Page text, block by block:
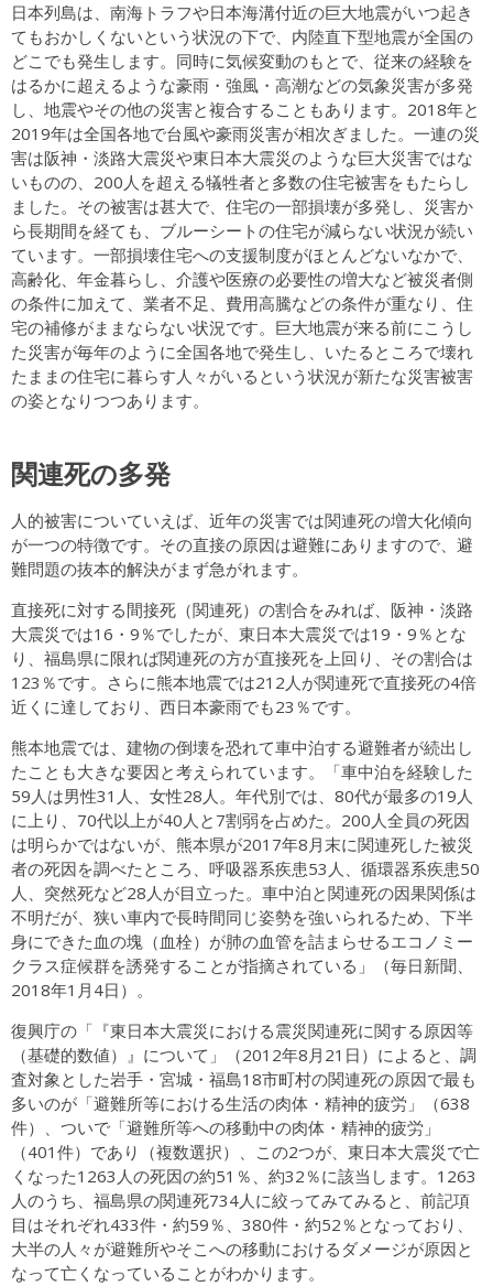
日本列島は、南海トラフや日本海溝付近の巨大地震がいつ起き
てもおかしくないという状況の下で、内陸直下型地震が全国の
どこでも発生します。同時に気候変動のもとで、従来の経験を
はるかに超えるような豪雨・強風・高潮などの気象災害が多発
し、地震やその他の災害と複合することもあります。2018年と
2019年は全国各地で台風や豪雨災害が相次ぎました。一連の災
害は阪神・淡路大震災や東日本大震災のような巨大災害ではな
いものの、200人を超える犠牲者と多数の住宅被害をもたらし
ました。その被害は甚大で、住宅の一部損壊が多発し、災害か
ら長期間を経ても、ブルーシートの住宅が減らない状況が続い
ています。一部損壊住宅への支援制度がほとんどないなかで、
高齢化、年金暮らし、介護や医療の必要性の増大など被災者側
の条件に加えて、業者不足、費用高騰などの条件が重なり、住
宅の補修がままならない状況です。巨大地震が来る前にこうし
た災害が毎年のように全国各地で発生し、いたるところで壊れ
たままの住宅に暮らす人々がいるという状況が新たな災害被害
の姿となりつつあります。
関連死の多発
人的被害についていえば、近年の災害では関連死の増大化傾向
が一つの特徴です。その直接の原因は避難にありますので、避
難問題の抜本的解決がまず急がれます。
直接死に対する間接死（関連死）の割合をみれば、阪神・淡路
大震災では16・9％でしたが、東日本大震災では19・9％とな
り、福島県に限れば関連死の方が直接死を上回り、その割合は
123％です。さらに熊本地震では212人が関連死で直接死の4倍
近くに達しており、西日本豪雨でも23％です。
熊本地震では、建物の倒壊を恐れて車中泊する避難者が続出し
たことも大きな要因と考えられています。「車中泊を経験した
59人は男性31人、女性28人。年代別では、80代が最多の19人
に上り、70代以上が40人と7割弱を占めた。200人全員の死因
は明らかではないが、熊本県が2017年8月末に関連死した被災
者の死因を調べたところ、呼吸器系疾患53人、循環器系疾患50
人、突然死など28人が目立った。車中泊と関連死の因果関係は
不明だが、狭い車内で長時間同じ姿勢を強いられるため、下半
身にできた血の塊（血栓）が肺の血管を詰まらせるエコノミー
クラス症候群を誘発することが指摘されている」（毎日新聞、
2018年1月4日）。
復興庁の「『東日本大震災における震災関連死に関する原因等
（基礎的数値）』について」（2012年8月21日）によると、調
査対象とした岩手・宮城・福島18市町村の関連死の原因で最も
多いのが「避難所等における生活の肉体・精神的疲労」（638
件）、ついで「避難所等への移動中の肉体・精神的疲労」
（401件）であり（複数選択）、この2つが、東日本大震災で亡
くなった1263人の死因の約51％、約32％に該当します。1263
人のうち、福島県の関連死734人に絞ってみてみると、前記項
目はそれぞれ433件・約59％、380件・約52％となっており、
大半の人々が避難所やそこへの移動におけるダメージが原因と
なって亡くなっていることがわかります。